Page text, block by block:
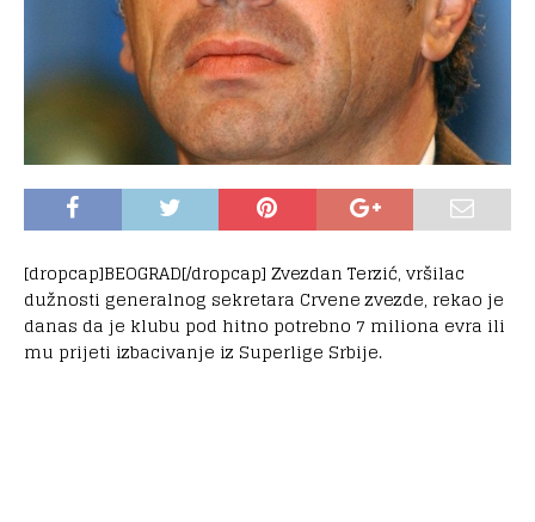
[dropcap]BEOGRAD[/dropcap] Zvezdan Terzić, vršilac
dužnosti generalnog sekretara Crvene zvezde, rekao je
danas da je klubu pod hitno potrebno 7 miliona evra ili
mu prijeti izbacivanje iz Superlige Srbije.